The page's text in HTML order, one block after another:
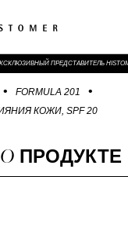
ПРЕДСТАВИТЕЛЬ
FORMULA 201
КОЖИ, SPF 20
О ПРОДУКТЕ